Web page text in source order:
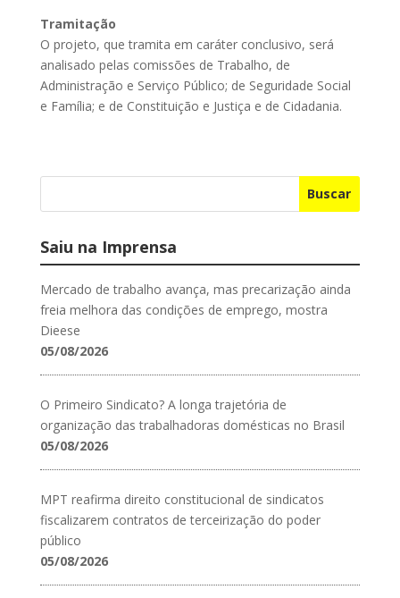
Tramitação
O projeto, que tramita em caráter conclusivo, será
analisado pelas comissões de Trabalho, de
Administração e Serviço Público; de Seguridade Social
e Família; e de Constituição e Justiça e de Cidadania.
Buscar
Saiu na Imprensa
Mercado de trabalho avança, mas precarização ainda
freia melhora das condições de emprego, mostra
Dieese
05/08/2026
O Primeiro Sindicato? A longa trajetória de
organização das trabalhadoras domésticas no Brasil
05/08/2026
MPT reafirma direito constitucional de sindicatos
fiscalizarem contratos de terceirização do poder
público
05/08/2026